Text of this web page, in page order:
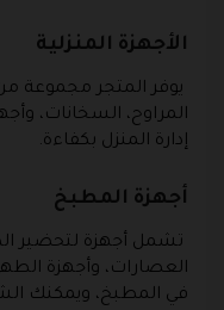
الأجهزة المنزلية
يوفر المتجر مجموعة من
المراوح، السخانات،
إدارة المنزل بكفاءة.
أجهزة المطبخ
تشمل أجهزة لتحضير
العصارات، وأجهزة
في المطبخ، ويمكنك